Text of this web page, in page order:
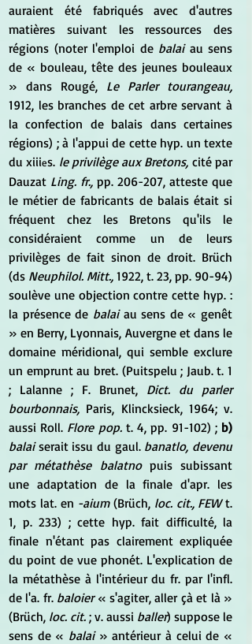
auraient été fabriqués avec d'autres
matières suivant les ressources des
régions (noter l'emploi de balai au sens
de « bouleau, tête des jeunes bouleaux
» dans Rougé, Le Parler tourangeau,
1912, les branches de cet arbre servant à
la confection de balais dans certaines
régions) ; à l'appui de cette hyp. un texte
du xiiies. le privilège aux Bretons, cité par
Dauzat Ling. fr., pp. 206-207, atteste que
le métier de fabricants de balais était si
fréquent chez les Bretons qu'ils le
considéraient comme un de leurs
privilèges de fait sinon de droit. Brüch
(ds Neuphilol. Mitt., 1922, t. 23, pp. 90-94)
soulève une objection contre cette hyp. :
la présence de balai au sens de « genêt
» en Berry, Lyonnais, Auvergne et dans le
domaine méridional, qui semble exclure
un emprunt au bret. (Puitspelu ; Jaub. t. 1
; Lalanne ; F. Brunet, Dict. du parler
bourbonnais, Paris, Klincksieck, 1964; v.
aussi Roll. Flore pop. t. 4, pp. 91-102) ;
balai serait issu du gaul. banatlo, devenu
par métathèse balatno puis subissant
une adaptation de la finale d'apr. les
mots lat. en -aium (Brüch, loc. cit., FEW t.
1, p. 233) ; cette hyp. fait difficulté, la
finale n'étant pas clairement expliquée
du point de vue phonét. L'explication de
la métathèse à l'intérieur du fr. par l'infl.
de l'a. fr. baloier « s'agiter, aller çà et là »
(Brüch, loc. cit. ; v. aussi baller) suppose le
sens de « balai » antérieur à celui de «